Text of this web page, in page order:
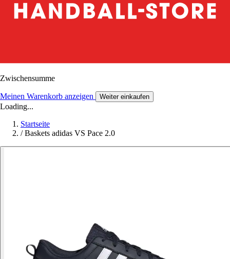
Zwischensumme
Meinen Warenkorb anzeigen Weiter einkaufen
Loading...
Startseite
/ Baskets adidas VS Pace 2.0